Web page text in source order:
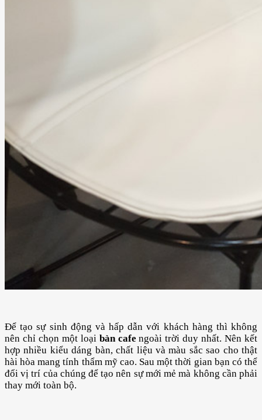
Để tạo sự sinh động và hấp dẫn với khách hàng thì không
nên chỉ chọn một loại bàn cafe ngoài trời duy nhất. Nên kết
hợp nhiều kiểu dáng bàn, chất liệu và màu sắc sao cho thật
hài hòa mang tính thẩm mỹ cao. Sau một thời gian bạn có thể
đổi vị trí của chúng để tạo nên sự mới mẻ mà không cần phải
thay mới toàn bộ.